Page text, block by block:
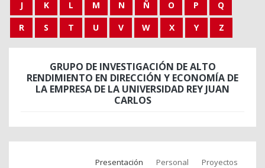
J
K L M N Ñ O P
Q
R
S T U V W X Y Z
GRUPO DE INVESTIGACIÓN DE ALTO
RENDIMIENTO EN DIRECCIÓN Y ECONOMÍA DE
LA EMPRESA DE LA UNIVERSIDAD REY JUAN
CARLOS
Presentación Personal Proyectos